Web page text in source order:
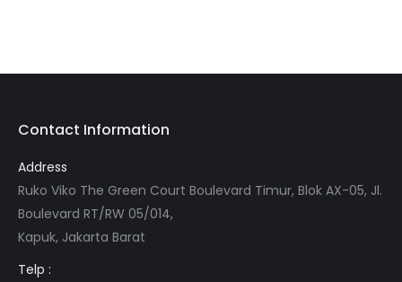
Contact Information
Address
Ruko Viko The Green Court Boulevard Timur, Blok AX-05, Jl.
Boulevard RT/RW 05/014,
Kapuk, Jakarta Barat
Telp :